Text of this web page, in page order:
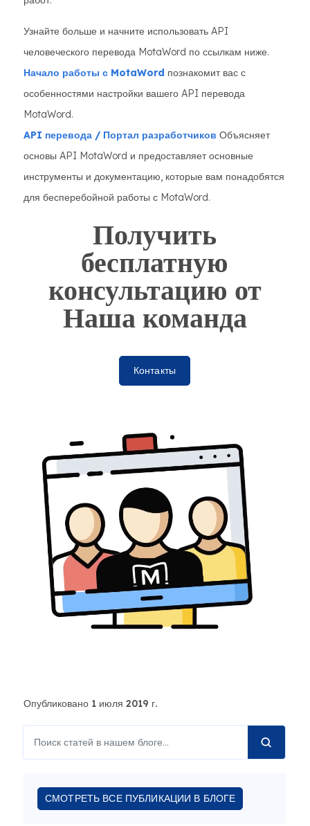
Узнайте больше и начните использовать API
человеческого перевода MotaWord по ссылкам ниже.
Начало работы с MotaWord познакомит вас с
особенностями настройки вашего API перевода
MotaWord.
API перевода / Портал разработчиков Объясняет
основы API MotaWord и предоставляет основные
инструменты и документацию, которые вам понадобятся
для бесперебойной работы с MotaWord.
Получить
бесплатную
консультацию от
Наша команда
Контакты
Опубликовано 1 июля 2019 г.
СМОТРЕТЬ ВСЕ ПУБЛИКАЦИИ В БЛОГЕ